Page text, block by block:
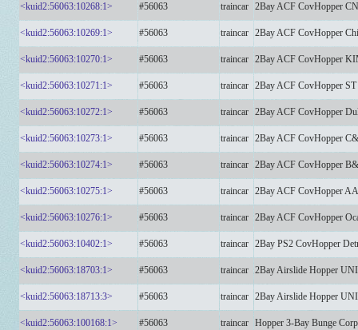
<kuid2:56063:10268:1> #56063 traincar 2Bay ACF CovHopper
<kuid2:56063:10269:1> #56063 traincar 2Bay ACF CovHopper
<kuid2:56063:10270:1> #56063 traincar 2Bay ACF CovHopper
<kuid2:56063:10271:1> #56063 traincar 2Bay ACF CovHopper
<kuid2:56063:10272:1> #56063 traincar 2Bay ACF CovHopper
<kuid2:56063:10273:1> #56063 traincar 2Bay ACF CovHopper
<kuid2:56063:10274:1> #56063 traincar 2Bay ACF CovHopper
<kuid2:56063:10275:1> #56063 traincar 2Bay ACF CovHopper
<kuid2:56063:10276:1> #56063 traincar 2Bay ACF CovHopper
<kuid2:56063:10402:1> #56063 traincar 2Bay PS2 CovHopper
<kuid2:56063:18703:1> #56063 traincar 2Bay Airslide Hopper
<kuid2:56063:18713:3> #56063 traincar 2Bay Airslide Hopper
<kuid2:56063:100168:1> #56063 traincar Hopper 3-Bay Bunge